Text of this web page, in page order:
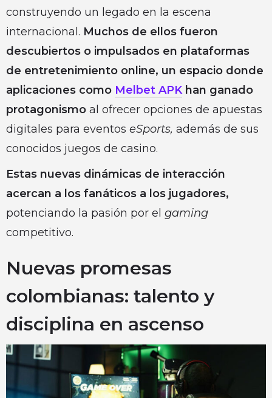
construyendo un legado en la escena
internacional. Muchos de ellos fueron
descubiertos o impulsados en plataformas
de entretenimiento online, un espacio donde
aplicaciones como Melbet APKhan ganado
protagonismo al ofrecer opciones de apuestas
digitales para eventos eSports, además de sus
conocidos juegos de casino.
Estas nuevas dinámicas de interacción
acercan a los fanáticos a los jugadores,
potenciando la pasión por el gaming
competitivo.
Nuevas promesas
colombianas: talento y
disciplina en ascenso